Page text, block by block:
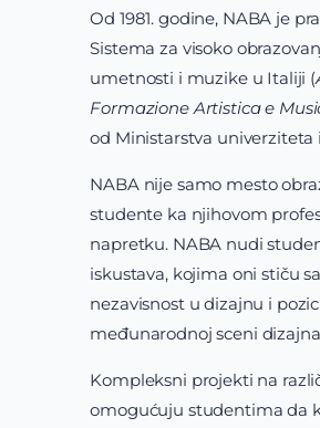
Od 1981. godine, NABA je
Sistema za visoko
umetnosti i muzike u Italiji (
Formazione Artistica e
od Ministarstva univerziteta
NABA nije samo mesto
studente ka njihovom
napretku. NABA nudi
iskustava, kojima oni stiču
nezavisnost u dizajnu i
međunarodnoj sceni
Kompleksni projekti na
omogućuju studentima da